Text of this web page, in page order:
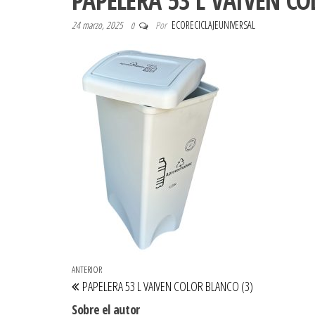
24 marzo, 2025 0 Por ECORECICLAJEUNIVERSAL
Navegación de entradas
Entrada anterior
ANTERIOR
PAPELERA 53 L VAIVEN COLOR BLANCO (3)
Sobre el autor